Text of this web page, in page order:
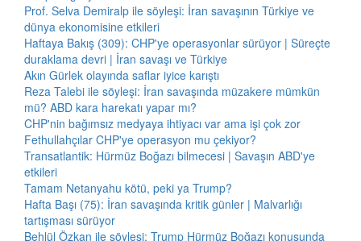
Prof. Selva Demiralp ile söyleşi: İran savaşının Türkiye ve
dünya ekonomisine etkileri
Haftaya Bakış (309): CHP'ye operasyonlar sürüyor | Süreçte
duraklama devri | İran savaşı ve Türkiye
Akın Gürlek olayında saflar iyice karıştı
Reza Talebi ile söyleşi: İran savaşında müzakere mümkün
mü? ABD kara harekatı yapar mı?
CHP'nin bağımsız medyaya ihtiyacı var ama işi çok zor
Fethullahçılar CHP'ye operasyon mu çekiyor?
Transatlantik: Hürmüz Boğazı bilmecesi | Savaşın ABD'ye
etkileri
Tamam Netanyahu kötü, peki ya Trump?
Hafta Başı (75): İran savaşında kritik günler | Malvarlığı
tartışması sürüyor
Behlül Özkan ile söyleşi: Trump Hürmüz Boğazı konusunda